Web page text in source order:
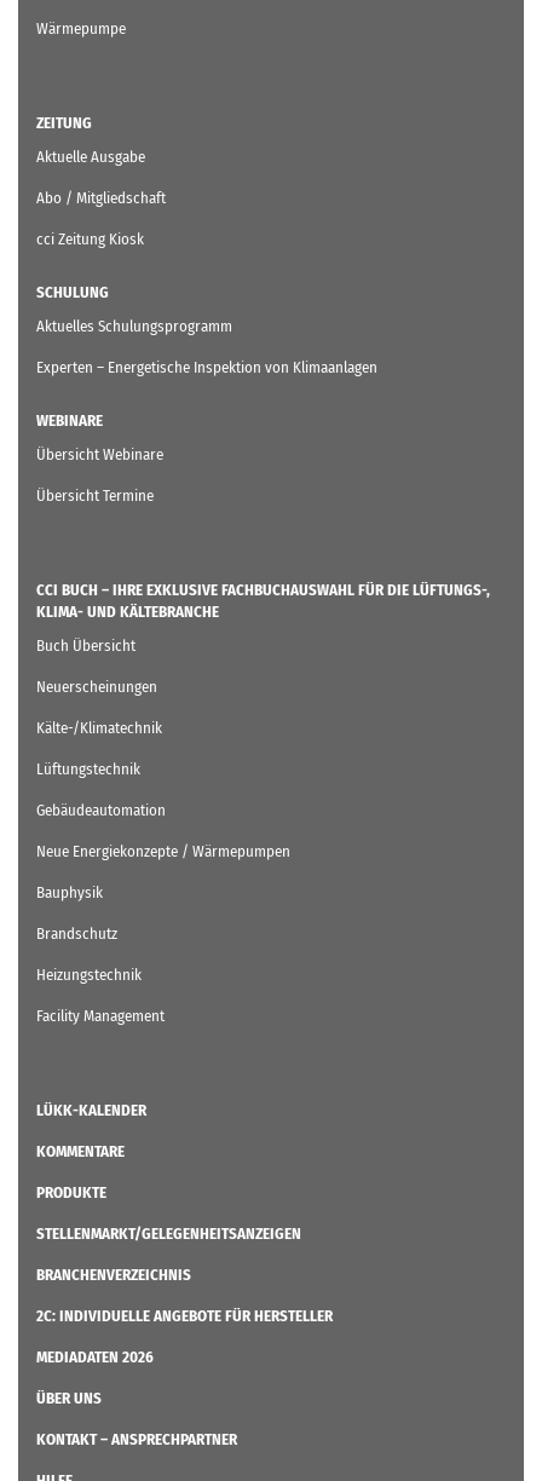
Wärmepumpe
ZEITUNG
Aktuelle Ausgabe
Abo / Mitgliedschaft
cci Zeitung Kiosk
SCHULUNG
Aktuelles Schulungsprogramm
Experten – Energetische Inspektion von Klimaanlagen
WEBINARE
Übersicht Webinare
Übersicht Termine
CCI BUCH – IHRE EXKLUSIVE FACHBUCHAUSWAHL FÜR DIE LÜFTUNGS-,
KLIMA- UND KÄLTEBRANCHE
Buch Übersicht
Neuerscheinungen
Kälte-/Klimatechnik
Lüftungstechnik
Gebäudeautomation
Neue Energiekonzepte / Wärmepumpen
Bauphysik
Brandschutz
Heizungstechnik
Facility Management
LÜKK-KALENDER
KOMMENTARE
PRODUKTE
STELLENMARKT/GELEGENHEITSANZEIGEN
BRANCHENVERZEICHNIS
2C: INDIVIDUELLE ANGEBOTE FÜR HERSTELLER
MEDIADATEN 2026
ÜBER UNS
KONTAKT – ANSPRECHPARTNER